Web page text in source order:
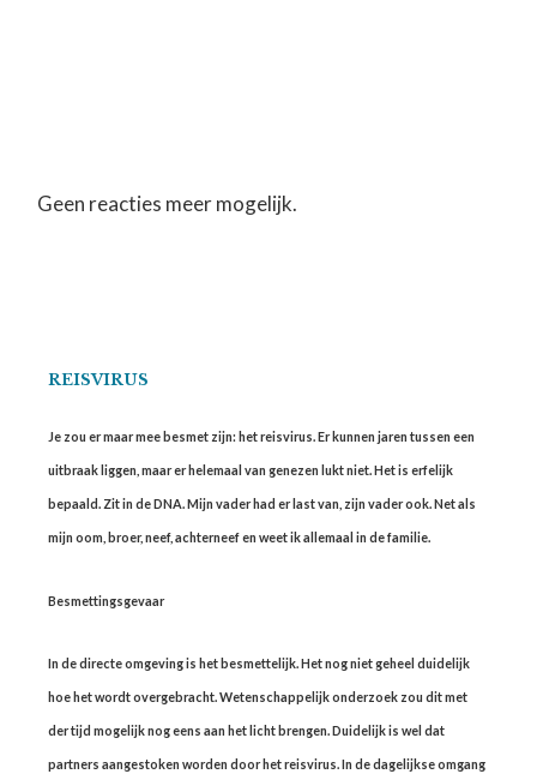
Geen reacties meer mogelijk.
REISVIRUS
Je zou er maar mee besmet zijn: het reisvirus. Er kunnen jaren tussen een
uitbraak liggen, maar er helemaal van genezen lukt niet. Het is erfelijk
bepaald. Zit in de DNA. Mijn vader had er last van, zijn vader ook. Net als
mijn oom, broer, neef, achterneef en weet ik allemaal in de familie.
Besmettingsgevaar
In de directe omgeving is het besmettelijk. Het nog niet geheel duidelijk
hoe het wordt overgebracht. Wetenschappelijk onderzoek zou dit met
der tijd mogelijk nog eens aan het licht brengen. Duidelijk is wel dat
partners aangestoken worden door het reisvirus. In de dagelijkse omgang